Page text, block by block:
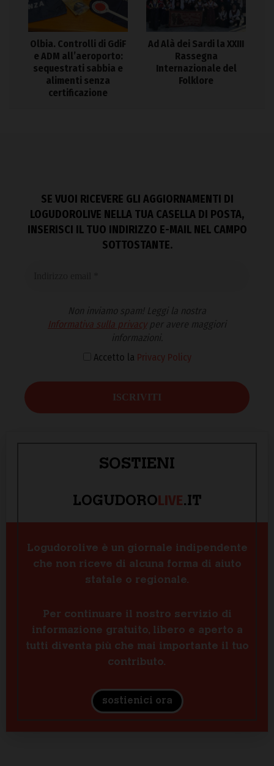
Olbia. Controlli di GdiF
e ADM all’aeroporto:
sequestrati sabbia e
alimenti senza
certificazione
Ad Alà dei Sardi la XXIII
Rassegna
Internazionale del
Folklore
SE VUOI RICEVERE GLI AGGIORNAMENTI DI
LOGUDOROLIVE NELLA TUA CASELLA DI POSTA,
INSERISCI IL TUO INDIRIZZO E-MAIL NEL CAMPO
SOTTOSTANTE.
Non inviamo spam! Leggi la nostra
Informativa sulla privacyper avere maggiori
informazioni.
Accetto la Privacy Policy
SOSTIENI
LOGUDOROLIVE.IT
Logudorolive è un giornale indipendente
che non riceve di alcuna forma di aiuto
statale o regionale.
Per continuare il nostro servizio di
informazione gratuito, libero e aperto a
tutti diventa più che mai importante il tuo
contributo.
sostienici ora